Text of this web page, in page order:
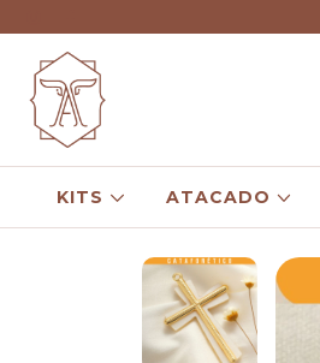
KITS ATACADO